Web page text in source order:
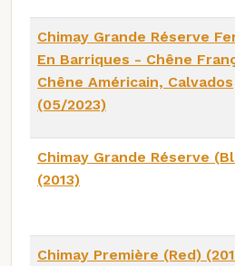
Chimay Grande Réserve
En Barriques - Chêne
Chêne Américain, Calvados
(05/2023)
Chimay Grande Réserve
(2013)
Chimay Première (Red)